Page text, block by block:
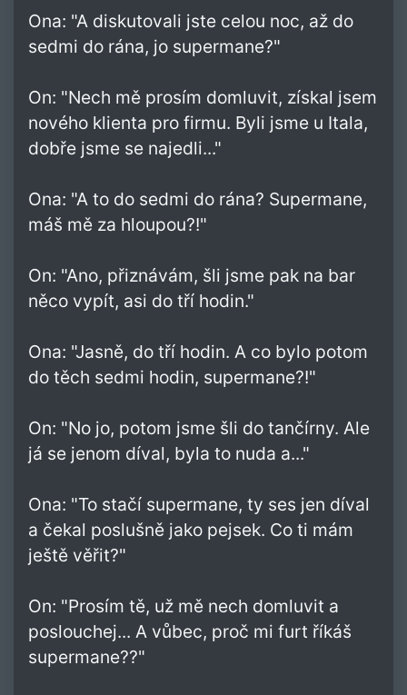
Ona: "A diskutovali jste celou noc, až do
sedmi do rána, jo supermane?"
On: "Nech mě prosím domluvit, získal jsem
nového klienta pro firmu. Byli jsme u Itala,
dobře jsme se najedli..."
Ona: "A to do sedmi do rána? Supermane,
máš mě za hloupou?!"
On: "Ano, přiznávám, šli jsme pak na bar
něco vypít, asi do tří hodin."
Ona: "Jasně, do tří hodin. A co bylo potom
do těch sedmi hodin, supermane?!"
On: "No jo, potom jsme šli do tančírny. Ale
já se jenom díval, byla to nuda a..."
Ona: "To stačí supermane, ty ses jen díval
a čekal poslušně jako pejsek. Co ti mám
ještě věřit?"
On: "Prosím tě, už mě nech domluvit a
poslouchej... A vůbec, proč mi furt říkáš
supermane??"